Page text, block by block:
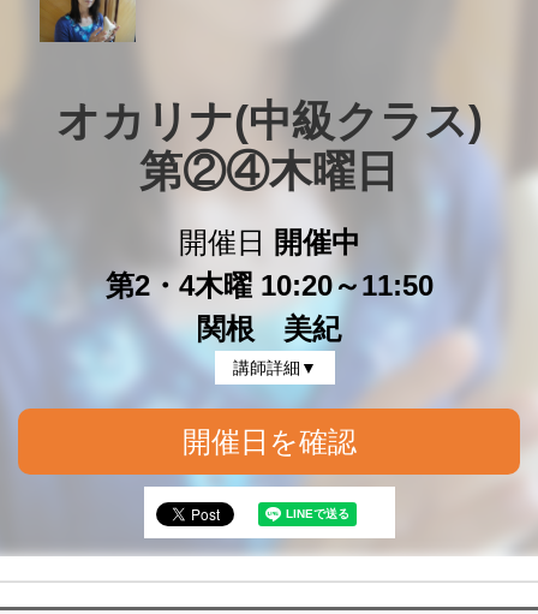
オカリナ(中級クラス)
第②④木曜日
開催日
開催中
第2・4木曜 10:20～11:50
関根 美紀
講師詳細▼
開催日を確認